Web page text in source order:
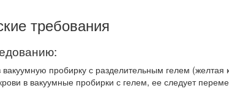
требования
пробирку с разделительным гелем (желтая
в вакуумные пробирки с гелем, ее следует